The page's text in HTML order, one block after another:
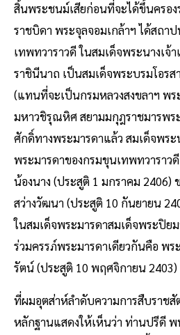
สิ้นพระชนม์เสียก่อนที่จะได้ขึ้นครอง
ราชบิดา พระจุลจอมเกล้าฯ ได้สถา
เทพทวาราวดี ในสมเด็จพระนางเจ้
ราชินีนาถ เป็นสมเด็จพระบรมโอรส
(แทนที่จะเป็นกรมหลวงสงขลาฯ พร
มหาวชิรุณหิศ สยามมกุฎราชมารพร
ศักดิ์ทางพระมารดาแล้ว สมเด็จพระ
พระมารดาของกรมขุนเทพทวาราว
น้องนาง (ประสูติ 1 มกราคม 2406)
สว่างวัฒนา (ประสูติ 10 กันยายน
ในสมเด็จพระมารดาสมเด็จพระปิย
ร่วมครรภ์พระมารดาเดียวกันคือ พ
รัตน์ (ประสูติ 10 พฤศจิกายน 2403)
ที่ผมอุตส่าห์ลำดับความการสืบราช
หลักฐานแสดงให้เห็นว่า ท่านปรีดี